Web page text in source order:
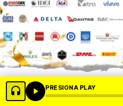
50 sponsors. 5 años
PRESIONA PLAY